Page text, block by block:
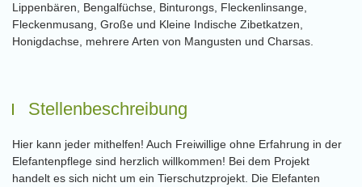
Lippenbären, Bengalfüchse, Binturongs, Fleckenlinsange,
Fleckenmusang, Große und Kleine Indische Zibetkatzen,
Honigdachse, mehrere Arten von Mangusten und Charsas.
Stellenbeschreibung
Hier kann jeder mithelfen! Auch Freiwillige ohne Erfahrung in der
Elefantenpflege sind herzlich willkommen! Bei dem Projekt
handelt es sich nicht um ein Tierschutzprojekt. Die Elefanten